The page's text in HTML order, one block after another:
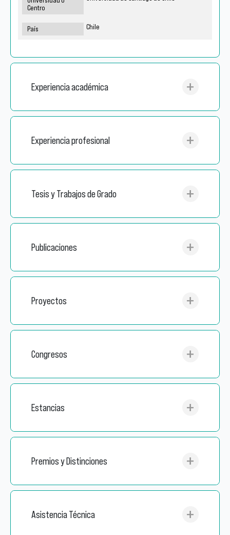
Chile
Experiencia académica
Experiencia profesional
Tesis y Trabajos de Grado
Publicaciones
Proyectos
Congresos
Estancias
Premios y Distinciones
Asistencia Técnica